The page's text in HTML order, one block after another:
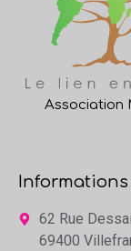
Association
Informations
62 Rue
69400